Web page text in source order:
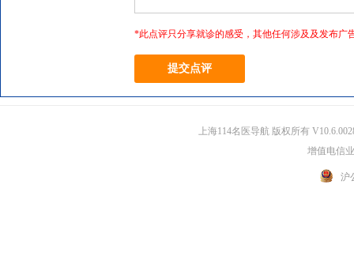
*此点评只分享就诊的感受，其他任何涉及及发布广
上海114名医导航 版权所有
增值电信
沪